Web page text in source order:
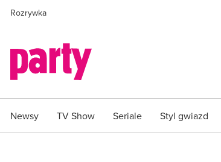
Rozrywka
Newsy TV Show Seriale Styl gwiazd